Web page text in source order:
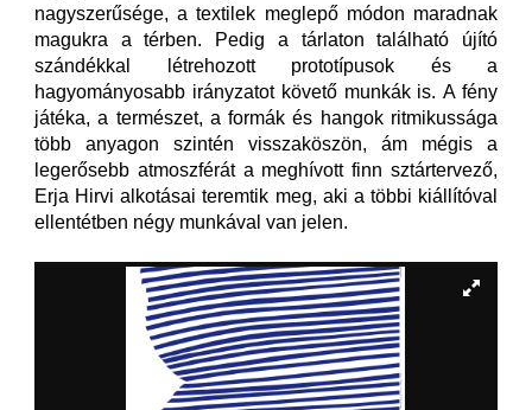
nagyszerűsége, a textilek meglepő módon maradnak
magukra a térben. Pedig a tárlaton található újító
szándékkal létrehozott prototípusok és a
hagyományosabb irányzatot követő munkák is. A fény
játéka, a természet, a formák és hangok ritmikussága
több anyagon szintén visszaköszön, ám mégis a
legerősebb atmoszférát a meghívott finn sztártervező,
Erja Hirvi alkotásai teremtik meg, aki a többi kiállítóval
ellentétben négy munkával van jelen.